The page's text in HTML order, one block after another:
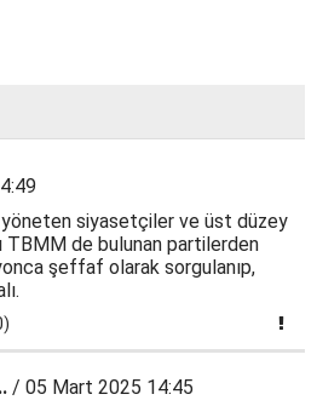
siyasetçiler ve üst düzey
TBMM de bulunan partilerden
şeffaf olarak sorgulanıp,
/ 05 Mart 2025 14:45